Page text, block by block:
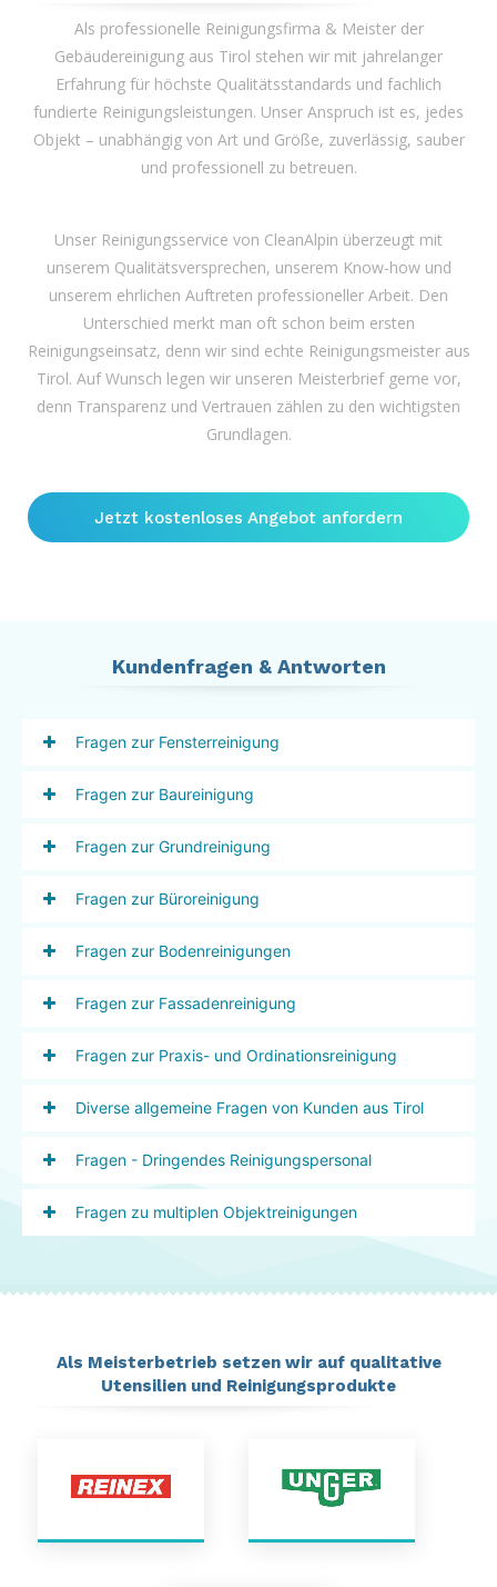
Als professionelle Reinigungsfirma & Meister der
Gebäudereinigung aus Tirol stehen wir mit jahrelanger
Erfahrung für höchste Qualitätsstandards und fachlich
fundierte Reinigungsleistungen. Unser Anspruch ist es, jedes
Objekt – unabhängig von Art und Größe, zuverlässig, sauber
und professionell zu betreuen.
Unser Reinigungsservice von CleanAlpin überzeugt mit
unserem Qualitätsversprechen, unserem Know-how und
unserem ehrlichen Auftreten professioneller Arbeit. Den
Unterschied merkt man oft schon beim ersten
Reinigungseinsatz, denn wir sind echte Reinigungsmeister aus
Tirol. Auf Wunsch legen wir unseren Meisterbrief gerne vor,
denn Transparenz und Vertrauen zählen zu den wichtigsten
Grundlagen.
Jetzt kostenloses Angebot anfordern
Kundenfragen & Antworten
Fragen zur Fensterreinigung
Fragen zur Baureinigung
Fragen zur Grundreinigung
Fragen zur Büroreinigung
Fragen zur Bodenreinigungen
Fragen zur Fassadenreinigung
Fragen zur Praxis- und Ordinationsreinigung
Diverse allgemeine Fragen von Kunden aus Tirol
Fragen - Dringendes Reinigungspersonal
Fragen zu multiplen Objektreinigungen
Als Meisterbetrieb setzen wir auf qualitative
Utensilien und Reinigungsprodukte